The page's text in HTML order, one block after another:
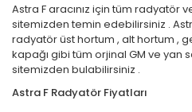
Astra F aracınız için tüm radyatör
sitemizden temin edebilirsiniz .
radyatör üst hortum , alt hortum ,
kapağı gibi tüm orjinal GM ve yan
sitemizden bulabilirsiniz .
Astra F Radyatör Fiyatları